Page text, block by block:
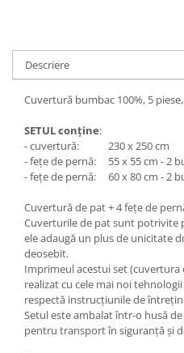
Descriere
Cuvertură bumbac 100%, 5
SETUL conține:
- cuvertură: 230 x 250 cm
- fețe de pernă: 55 x 55 cm - 2
- fețe de pernă: 60 x 80 cm - 2
Cuvertură de pat + 4 fețe de
Cuverturile de pat sunt potrivite
ele adaugă un plus de unicitate
deosebit.
Imprimeul acestui set
realizat cu cele mai noi
respectă instrucțiunile de
Setul este ambalat într-o husă
pentru transport în siguranță și